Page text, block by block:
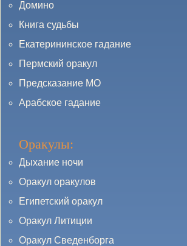
Домино
Книга судьбы
Екатерининское гадание
Пермский оракул
Предсказание МО
Арабское гадание
Оракулы:
Дыхание ночи
Оракул оракулов
Египетский оракул
Оракул Литиции
Оракул Сведенборга